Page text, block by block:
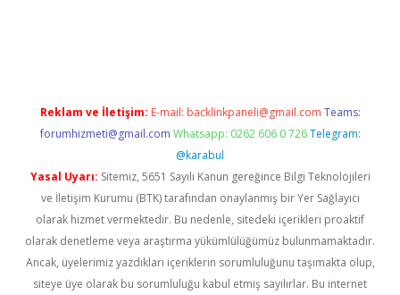
Reklam ve İletişim: E-mail: backlinkpaneli@gmail.com Teams:
forumhizmeti@gmail.com Whatsapp: 0262 606 0 726 Telegram:
@karabul
Yasal Uyarı: Sitemiz, 5651 Sayılı Kanun gereğince Bilgi Teknolojileri
ve İletişim Kurumu (BTK) tarafından onaylanmış bir Yer Sağlayıcı
olarak hizmet vermektedir. Bu nedenle, sitedeki içerikleri proaktif
olarak denetleme veya araştırma yükümlülüğümüz bulunmamaktadır.
Ancak, üyelerimiz yazdıkları içeriklerin sorumluluğunu taşımakta olup,
siteye üye olarak bu sorumluluğu kabul etmiş sayılırlar. Bu internet